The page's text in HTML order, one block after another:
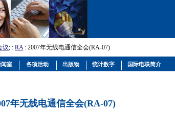
议; : RA: 2007年无线电通信全会(RA-07)
年无线电通信全会(RA-07)
闻室 各项活动 出版物 统计数字 国际电联简介